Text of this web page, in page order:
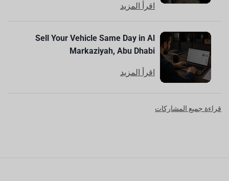
اقرأ المزيد
Sell Your Vehicle Same Day in Al
Markaziyah, Abu Dhabi
اقرأ المزيد
قراءة جميع المشاركات